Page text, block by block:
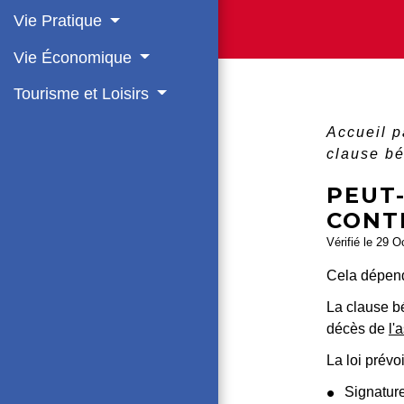
Vie Pratique
Vie Économique
Tourisme et Loisirs
Accueil
clause
Vérifié le 29
Cela
La clause
décès de
La loi